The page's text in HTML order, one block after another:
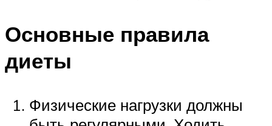
Основные правила
диеты
Физические нагрузки должны